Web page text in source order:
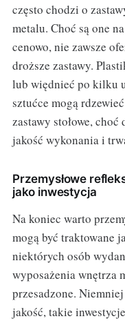
często chodzi o
metalu. Choć są one
cenowo, nie zawsze
droższe zastawy.
lub więdnieć po kilku
sztućce mogą
zastawy stołowe,
jakość wykonania i
Przemysłowe
jako inwestycja
Na koniec warto
mogą być traktowane
niektórych osób
wyposażenia wnętrza
przesadzone.
jakość, takie